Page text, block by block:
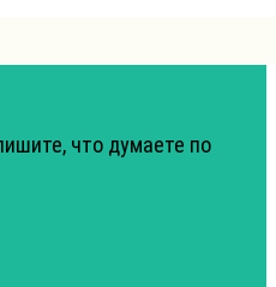
что думаете по